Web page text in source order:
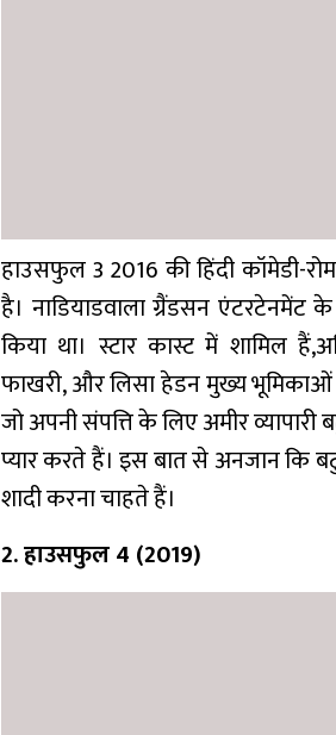
हाउसफुल 3 2016 की हिंदी कॉमेडी-
है। नाडियाडवाला ग्रैंडसन एंटरटेनमेंट
किया था। स्टार कास्ट में शामिल
फाखरी, और लिसा हेडन मुख्य भूमिकाओं
जो अपनी संपत्ति के लिए अमीर
प्यार करते हैं। इस बात से अनजान कि
शादी करना चाहते हैं।
2. हाउसफुल 4 (2019)